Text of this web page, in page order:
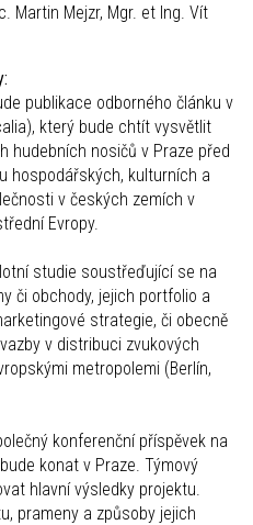
Martin Mejzr, Mgr. et Ing. Vít
publikace odborného článku v
který bude chtít vysvětlit
hudebních nosičů v Praze před
hospodářských, kulturních a
v českých zemích v
Evropy.
studie soustřeďující se na
či obchody, jejich portfolio a
strategie, či obecně
v distribuci zvukových
metropolemi (Berlín,
konferenční příspěvek na
konat v Praze. Týmový
hlavní výsledky projektu.
prameny a způsoby jejich